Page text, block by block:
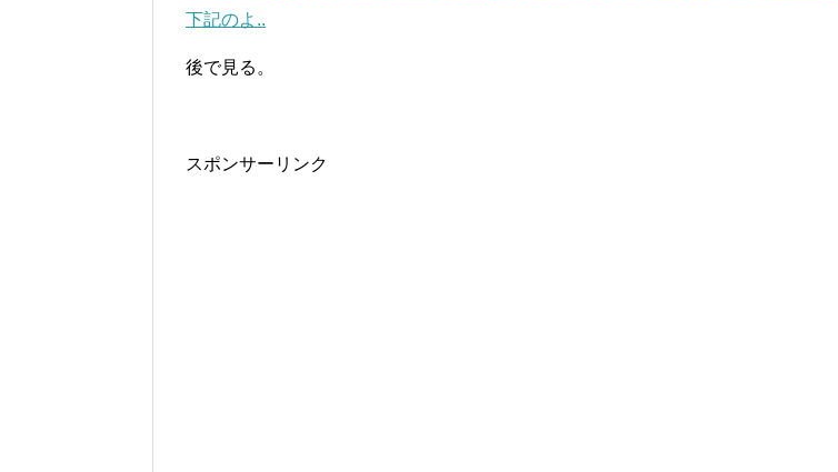
下記のよ..
後で見る。
スポンサーリンク